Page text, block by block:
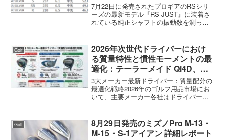
7月22日に発売されたプロギアのRSシリ
ーズの最新モデル『RS JUST』に装着さ
れている純正シャフトの振動数を測って
のRS、ハイドロー系のRSDの3タイプあ
り...
Golf
2026年次世代ドライバーにおけ
る質量特性と慣性モーメントの最
適化：テーラーメイド Qi4D、キ
ャロウェイ QUANTUM、および
PING G440 K の詳細分析
3大メーカー最新ドライバー：質量配分の
最適化戦略2026年のゴルフ用品市場にお
いて、主要メーカー各社はドライバー設
的アプローチを提示している。テーラー
メイドの「Qi4D...
Golf
8月29日発売のミズノPro M-13・
M-15・S-1アイアン 詳細レポート